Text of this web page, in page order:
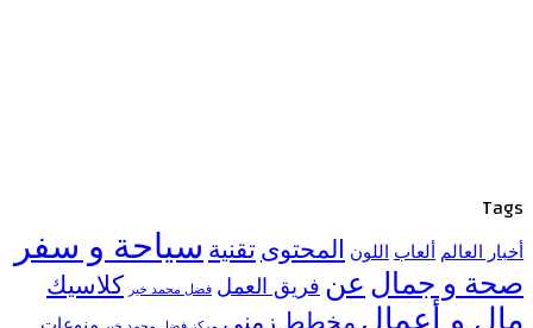
Tags
أخبار العالم ألعاب اللون المحتوى تقنية سياحة و سفر
صحة و جمال عن فريق العمل فضل محمد خير كلاسيك
مال و أعمال مخطط زمني